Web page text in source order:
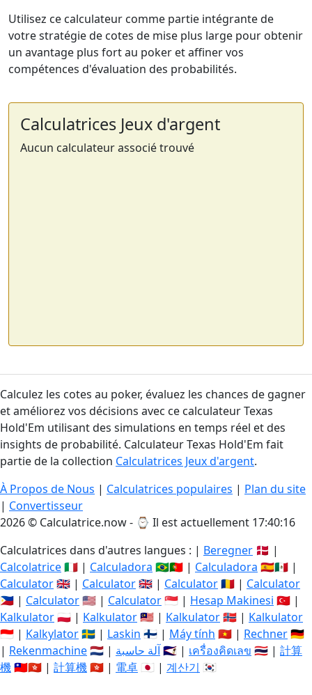
Utilisez ce calculateur comme partie intégrante de
votre stratégie de cotes de mise plus large pour obtenir
un avantage plus fort au poker et affiner vos
compétences d'évaluation des probabilités.
Calculatrices Jeux d'argent
Aucun calculateur associé trouvé
Calculez les cotes au poker, évaluez les chances de gagner
et améliorez vos décisions avec ce calculateur Texas
Hold'Em utilisant des simulations en temps réel et des
insights de probabilité. Calculateur Texas Hold'Em fait
partie de la collection Calculatrices Jeux d'argent.
À Propos de Nous | Calculatrices populaires | Plan du site
| Convertisseur
2026 © Calculatrice.now - ⌚ Il est actuellement 17:40:17
Calculatrices dans d'autres langues : | Beregner 🇩🇰 |
Calcolatrice🇮🇹 | Calculadora 🇧🇷🇵🇹 | Calculadora 🇪🇸🇲🇽 |
Calculator🇬🇧 | Calculator🇬🇧 | Calculator🇷🇴 | Calculator
🇵🇭 | Calculator🇺🇸 | Calculator🇸🇬 | Hesap Makinesi 🇹🇷 |
Kalkulator🇵🇱 | Kalkulator🇲🇾 | Kalkulator🇳🇴 | Kalkulator
🇮🇩 | Kalkylator🇸🇪 | Laskin 🇫🇮 | Máy tính 🇻🇳 | Rechner🇩🇪
| Rekenmachine🇳🇱 | آلة حاسبة🇸🇦 | เครื่องคิดเลข 🇹🇭 | 計算
機🇹🇼🇭🇰 | 計算機🇭🇰 | 電卓 🇯🇵 | 계산기 🇰🇷